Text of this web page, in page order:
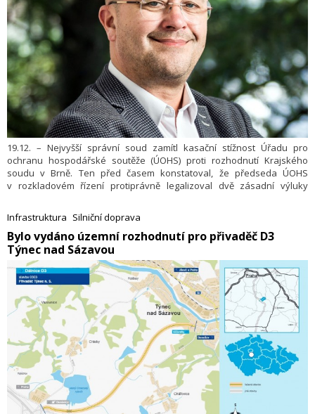
19.12. – Nejvyšší správní soud zamítl kasační stížnost Úřadu pro
ochranu hospodářské soutěže (ÚOHS) proti rozhodnutí Krajského
soudu v Brně. Ten před časem konstatoval, že předseda ÚOHS
v rozkladovém řízení protiprávně legalizoval dvě zásadní výluky
a Tišnov – Křižanov. Dal tak za pravdu dopravcům CityRail a
Arriva vlaky.
Infrastruktura Silniční doprava
​Bylo vydáno územní rozhodnutí pro přivaděč D3
Týnec nad Sázavou